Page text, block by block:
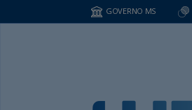
GOVERNO MS